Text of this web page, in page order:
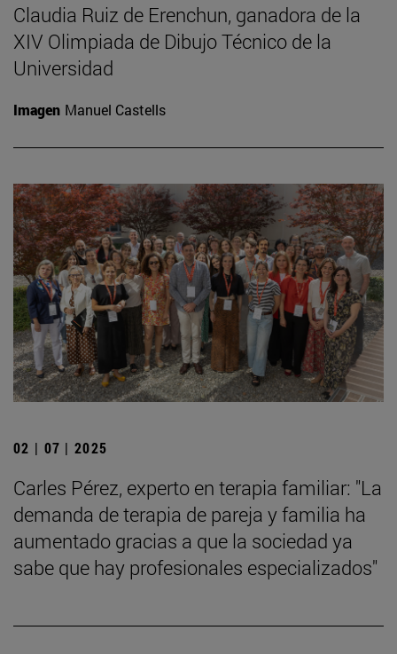
Claudia Ruiz de Erenchun, ganadora de la
XIV Olimpiada de Dibujo Técnico de la
Universidad
Imagen Manuel Castells
02 | 07 | 2025
Carles Pérez, experto en terapia familiar: "La
demanda de terapia de pareja y familia ha
aumentado gracias a que la sociedad ya
sabe que hay profesionales especializados"